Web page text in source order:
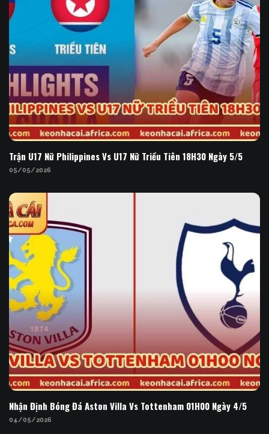
Trận U17 Nữ Philippines Vs U17 Nữ Triều Tiên 18H30
Ngày 5/5
Trận U17 Nữ Philippines Vs U17 Nữ Triều Tiên 18H30 Ngày 5/5
05/05/2026
Nhận Định Bóng Đá Aston Villa Vs Tottenham 01H00
Ngày 4/5
Nhận Định Bóng Đá Aston Villa Vs Tottenham 01H00 Ngày 4/5
04/05/2026